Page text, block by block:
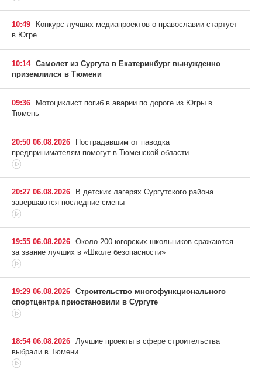
10:49
Конкурс лучших медиапроектов о православии стартует
в Югре
10:14 Самолет из Сургута в Екатеринбург вынужденно
приземлился в Тюмени
09:36
Мотоциклист погиб в аварии по дороге из Югры в
Тюмень
20:50 06.08.2026
Пострадавшим от паводка
предпринимателям помогут в Тюменской области
20:27 06.08.2026
В детских лагерях Сургутского района
завершаются последние смены
19:55 06.08.2026 Около 200 югорских школьников сражаются
за звание лучших в «Школе безопасности»
19:29 06.08.2026 Строительство многофункционального
спортцентра приостановили в Сургуте
18:54 06.08.2026 Лучшие проекты в сфере строительства
выбрали в Тюмени